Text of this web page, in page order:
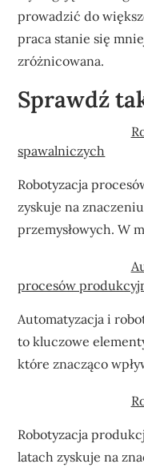
prowadzić do
praca stanie się
zróżnicowana.
Sprawdź
spawalniczych
Robotyzacja
zyskuje na
przemysłowych. W
procesów
Automatyzacja i
to kluczowe
które znacząco
Robotyzacja
latach zyskuje na